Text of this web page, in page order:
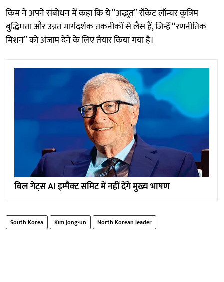
किम ने अपने संबोधन में कहा कि ये ‘‘अद्भुत’’ रॉकेट लॉन्चर कृत्रिम
बुद्धिमत्ता और उन्नत मार्गदर्शक तकनीकों से लैस हैं, जिन्हें ‘‘रणनीतिक
मिशन’’ को अंजाम देने के लिए तैयार किया गया है।
बिल गेट्स AI ​​इम्पैक्ट समिट में नहीं देंगे मुख्य भाषण
South Korea Kim Jong-un North Korean leader